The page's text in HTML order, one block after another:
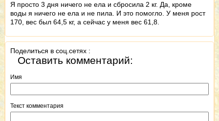
Я просто 3 дня ничего не ела и сбросила 2 кг. Да, кроме
воды я ничего не ела и не пила. И это помогло. У меня рост
170, вес был 64,5 кг, а сейчас у меня вес 61,8.
Поделиться в соц.сетях :
Оставить комментарий:
Имя
Текст комментария